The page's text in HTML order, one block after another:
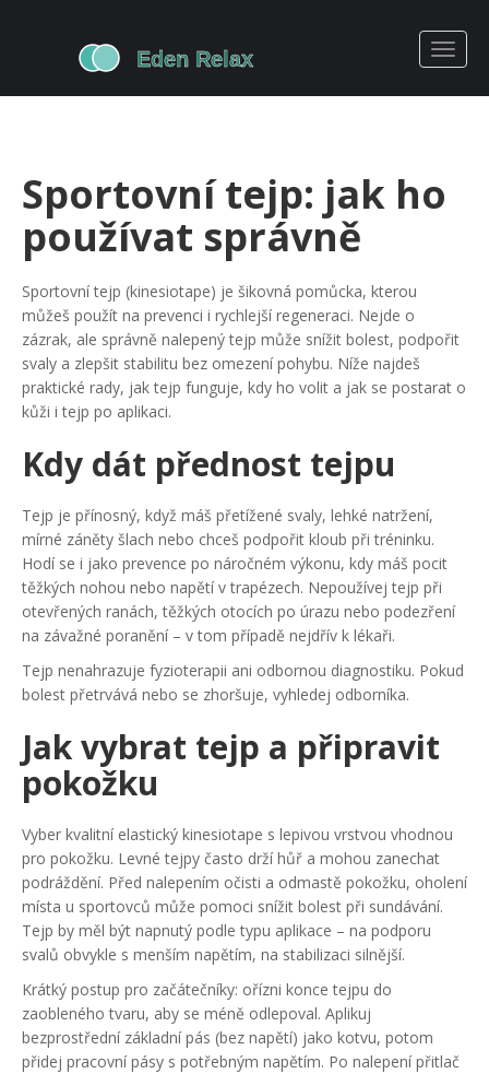
Sportovní tejp: jak ho
používat správně
Sportovní tejp (kinesiotape) je šikovná pomůcka, kterou
můžeš použít na prevenci i rychlejší regeneraci. Nejde o
zázrak, ale správně nalepený tejp může snížit bolest, podpořit
svaly a zlepšit stabilitu bez omezení pohybu. Níže najdeš
praktické rady, jak tejp funguje, kdy ho volit a jak se postarat o
kůži i tejp po aplikaci.
Kdy dát přednost tejpu
Tejp je přínosný, když máš přetížené svaly, lehké natržení,
mírné záněty šlach nebo chceš podpořit kloub při tréninku.
Hodí se i jako prevence po náročném výkonu, kdy máš pocit
těžkých nohou nebo napětí v trapézech. Nepoužívej tejp při
otevřených ranách, těžkých otocích po úrazu nebo podezření
na závažné poranění – v tom případě nejdřív k lékaři.
Tejp nenahrazuje fyzioterapii ani odbornou diagnostiku. Pokud
bolest přetrvává nebo se zhoršuje, vyhledej odborníka.
Jak vybrat tejp a připravit
pokožku
Vyber kvalitní elastický kinesiotape s lepivou vrstvou vhodnou
pro pokožku. Levné tejpy často drží hůř a mohou zanechat
podráždění. Před nalepením očisti a odmastě pokožku, oholení
místa u sportovců může pomoci snížit bolest při sundávání.
Tejp by měl být napnutý podle typu aplikace – na podporu
svalů obvykle s menším napětím, na stabilizaci silnější.
Krátký postup pro začátečníky: ořízni konce tejpu do
zaobleného tvaru, aby se méně odlepoval. Aplikuj
bezprostřední základní pás (bez napětí) jako kotvu, potom
přidej pracovní pásy s potřebným napětím. Po nalepení přitlač